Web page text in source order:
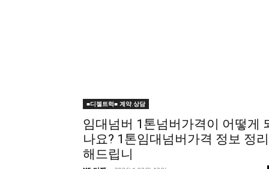
■디젤트럭■ 계약.상담
임대넘버 1톤넘버가격이 어떻게
나요? 1톤임대넘버가격 정보 정리
해드립니